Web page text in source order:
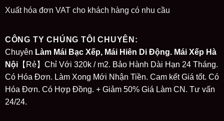
Xuất hóa đơn VAT cho khách hàng có nhu cầu
CÔNG TY CHÚNG TÔI CHUYÊN:
Chuyên Làm Mái Bạc Xếp, Mái Hiên Di Động. Mái Xếp Hà
Nội【Rẻ】Chỉ Với 320k / m2. Bảo Hành Dài Hạn 24 Tháng.
Có Hóa Đơn. Làm Xong Mới Nhận Tiền. Cam kết Giá tốt. Có
Hóa Đơn. Có Hợp Đồng. + Giảm 50% Giá Làm CN. Tư vấn
24/24.